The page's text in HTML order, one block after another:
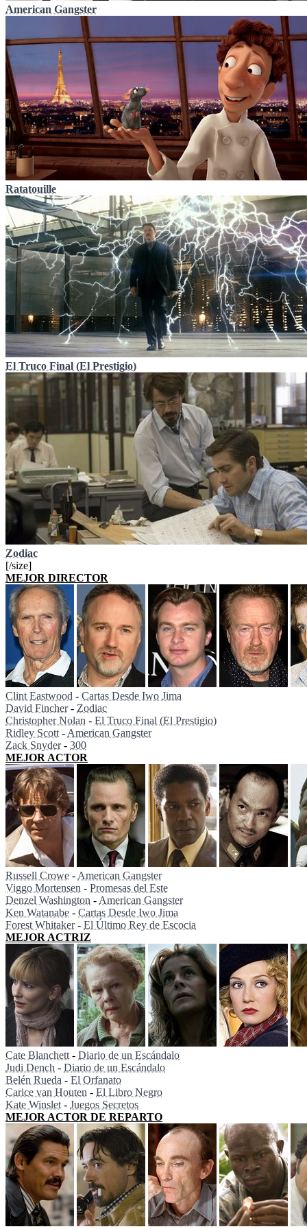
American Gangster
Ratatouille
El Truco Final (El Prestigio)
Zodiac
[/size]
MEJOR DIRECTOR
Clint Eastwood - Cartas Desde Iwo Jima
David Fincher- Zodiac
Christopher Nolan - El Truco Final (El Prestigio)
Ridley Scott - American Gangster
Zack Snyder- 300
MEJOR ACTOR
Russell Crowe - American Gangster
Viggo Mortensen - Promesas del Este
Denzel Washington - American Gangster
Ken Watanabe - Cartas Desde Iwo Jima
Forest Whitaker- El Último Rey de Escocia
MEJOR ACTRIZ
Cate Blanchett - Diario de un Escándalo
Judi Dench - Diario de un Escándalo
Belén Rueda - El Orfanato
Carice van Houten - El Libro Negro
Kate Winslet - Juegos Secretos
MEJOR ACTOR DE REPARTO